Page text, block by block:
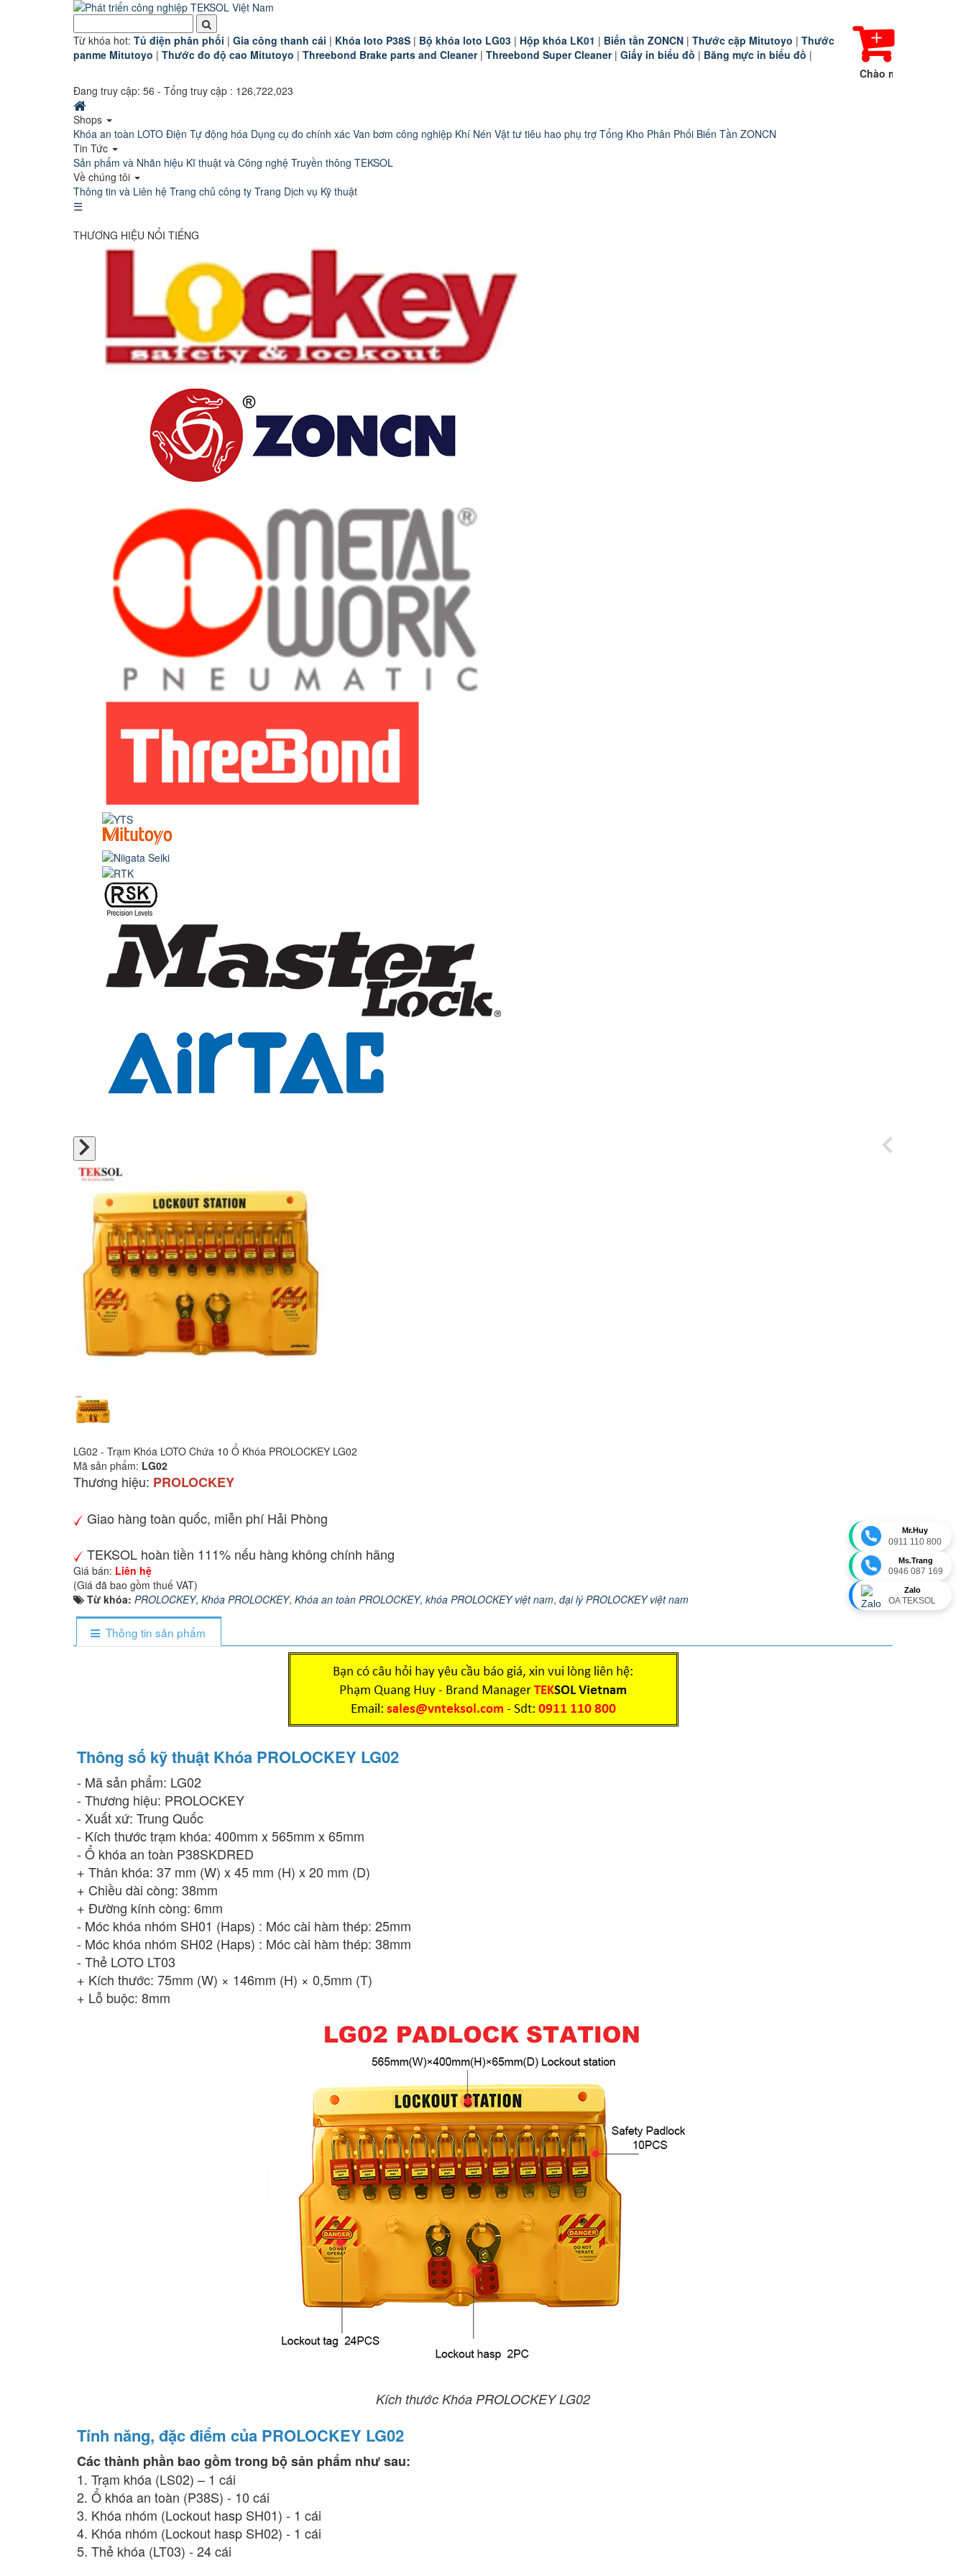
Mr.Huy
0911 110 800
Ms.Trang
0946 087 169
Zalo
OA TEKSOL
Từ khóa hot: Tủ điện phân phối | Gia công thanh cái | Khóa loto P38S | Bộ khóa loto LG03 | Hộp khóa LK01 | Biến tần ZONCN | Thước cặp Mitutoyo | Thước
panme Mitutoyo | Thước đo độ cao Mitutoyo | Threebond Brake parts and Cleaner| Threebond Super Cleaner| Giấy in biểu đồ | Băng mực in biểu đồ |
Chào mừng Quý khách hàng
Đang truy cập: 56 - Tổng truy cập : 126,722,023
Shops
Khóa an toàn LOTO Điện Tự động hóa Dụng cụ đo chính xác Van bơm công nghiệp Khí Nén Vật tư tiêu hao phụ trợ Tổng Kho Phân Phối Biến Tần ZONCN
Tin Tức
Sản phẩm và Nhãn hiệu Kĩ thuật và Công nghệ Truyền thông TEKSOL
Về chúng tôi
Thông tin và Liên hệ Trang chủ công ty Trang Dịch vụ Kỹ thuật
☰
THƯƠNG HIỆU NỔI TIẾNG
LG02 - Trạm Khóa LOTO Chứa 10 Ổ Khóa PROLOCKEY LG02
Mã sản phẩm: LG02
Thương hiệu: PROLOCKEY
Giao hàng toàn quốc, miễn phí Hải Phòng
TEKSOL hoàn tiền 111% nếu hàng không chính hãng
Giá bán: Liên hệ
(Giá đã bao gồm thuế VAT)
Từ khóa: PROLOCKEY, Khóa PROLOCKEY, Khóa an toàn PROLOCKEY, khóa PROLOCKEY việt nam, đại lý PROLOCKEY việt nam
Thông tin sản phẩm
Thông số kỹ thuật Khóa PROLOCKEY LG02
- Mã sản phẩm: LG02
- Thương hiệu: PROLOCKEY
- Xuất xứ: Trung Quốc
- Kích thước trạm khóa: 400mm x 565mm x 65mm
- Ổ khóa an toàn P38SKDRED
+ Thân khóa: 37 mm (W) x 45 mm (H) x 20 mm (D)
+ Chiều dài còng: 38mm
+ Đường kính còng: 6mm
- Móc khóa nhóm SH01 (Haps) : Móc cài hàm thép: 25mm
- Móc khóa nhóm SH02 (Haps) : Móc cài hàm thép: 38mm
- Thẻ LOTO LT03
+ Kích thước: 75mm (W) × 146mm (H) × 0,5mm (T)
+ Lỗ buộc: 8mm
Kích thước Khóa PROLOCKEY LG02
Tính năng, đặc điểm của PROLOCKEY LG02
Các thành phần bao gồm trong bộ sản phẩm như sau:
1. Trạm khóa (LS02) – 1 cái
2. Ổ khóa an toàn (P38S) - 10 cái
3. Khóa nhóm (Lockout hasp SH01) - 1 cái
4. Khóa nhóm (Lockout hasp SH02) - 1 cái
5. Thẻ khóa (LT03) - 24 cái